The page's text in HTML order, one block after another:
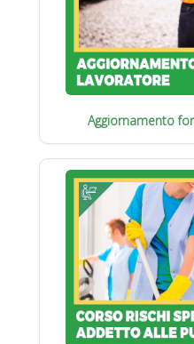
Aggiornamento